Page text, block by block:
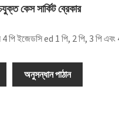
কেস সার্কিট ব্রেকার
4 পি ইজেডসি ed 1 পি, 2 পি, 3 পি
অনুসন্ধান পাঠান